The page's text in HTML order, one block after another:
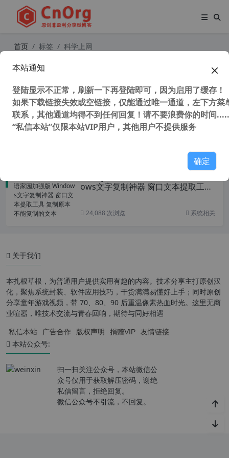
首页 标签 科学上网
8M/秒，亲测唯一高速稳定20年未跑
路
ows文字复制神器 窗口文本提取工具
24,088 次浏览 系统相关
关于我们
本扎根草根，为普通用户提供实用有趣的内容。技术分享主打原创汉
化，聚焦系统封装、软件应用技巧，干货满满易懂好上手；同时原创
分享童年游戏视频，带 70、80、90 后重温像素热血时光。这里无商
业喧嚣，唯技术交流与青春回响，期待与同好相遇
私信本站 广告合作 版权声明 捐赠VIP 友情链接
本站公众号:
扫一扫关注公众号，本站微信公
众号仅用于获取解压密码，谢绝
私信留言，拒绝回复。
微信公众号不引流，不回复。
本站通知
登陆显示不正常，刷新一下再登陆即可，因为启用了缓存！
如果下载链接失效或空链接，仅能通过唯一通道，左下方菜
联系，其他通道均得不到任何回复！请不要浪费你的时间
“私信本站”仅限本站VIP用户，其他用户不提供服务
确定